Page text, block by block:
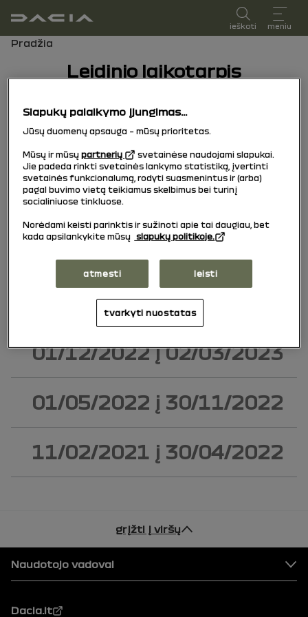
vartotojo vadovas
ieškoti meniu
Naršymo kelias
Pradžia
Leidinio laikotarpis
Pasirinkite leidimo laikotarpį, atitinkantį jūsų
datą.
15/10/2025
03/03/2023į03/11/2024
01/12/2022į02/03/2023
01/05/2022 į 30/11/2022
11/02/2021 į 30/04/2022
grįžti į viršų
Puslapio apačia
Naudotojo vadovai
Dacia.lt
Slapukų palaikymo įjungimas...
Jūsų duomenų apsauga – mūsų prioritetas.
Mūsų ir mūsųpartnerių
svetainėse naudojami slapukai.
Jie padeda rinkti svetainės lankymo statistiką, įvertinti
svetainės funkcionalumą, rodyti suasmenintus ir (arba)
pagal buvimo vietą teikiamus skelbimus bei turinį
socialiniuose tinkluose.
Norėdami keisti parinktis ir sužinoti apie tai daugiau, bet
kada apsilankykite mūsų slapukų politikoje.
atmesti leisti
tvarkyti nuostatas